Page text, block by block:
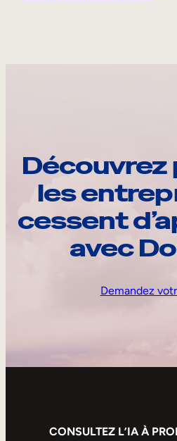
Découvrez
les
cessent
avec
Demandez
CONSULTEZ L’IA À